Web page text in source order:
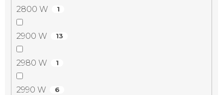
2800 W 1
2900 W 13
2980 W 1
2990 W 6